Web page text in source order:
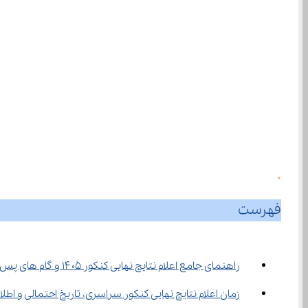
0
فهرست
راهنمای جامع اعلام نتایج نهایی کنکور ۱۴۰۵ و گام‌ های پس از آن
زمان اعلام نتایج نهایی کنکور سراسری، تاریخ احتمالی و اطلاعیه‌